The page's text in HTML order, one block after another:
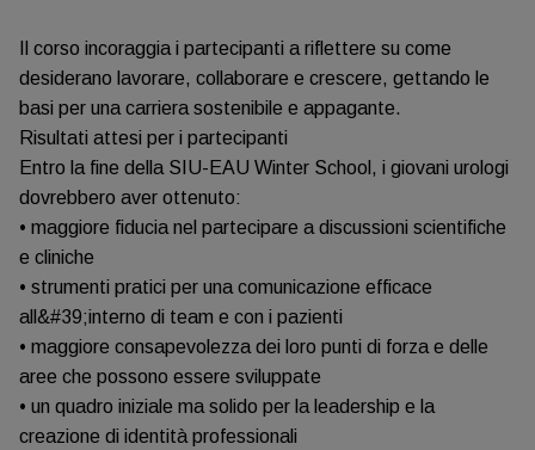
Il corso incoraggia i partecipanti a riflettere su come
desiderano lavorare, collaborare e crescere, gettando le
basi per una carriera sostenibile e appagante.
Risultati attesi per i partecipanti
Entro la fine della SIU-EAU Winter School, i giovani urologi
dovrebbero aver ottenuto:
• maggiore fiducia nel partecipare a discussioni scientifiche
e cliniche
• strumenti pratici per una comunicazione efficace
all&#39;interno di team e con i pazienti
• maggiore consapevolezza dei loro punti di forza e delle
aree che possono essere sviluppate
• un quadro iniziale ma solido per la leadership e la
creazione di identità professionali